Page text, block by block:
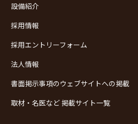
設備紹介
採用情報
採用エントリーフォーム
法人情報
書面掲示事項のウェブサイトへの掲載
取材・名医など 掲載サイト一覧